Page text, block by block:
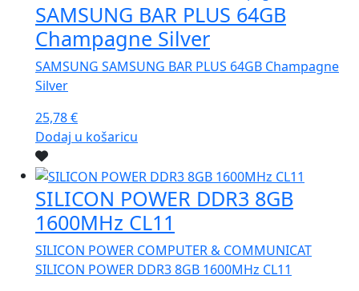
SAMSUNG BAR PLUS 64GB
Champagne Silver
SAMSUNG SAMSUNG BAR PLUS 64GB Champagne
Silver
25,78€
Dodaj u košaricu
SILICON POWER DDR3 8GB
1600MHz CL11
SILICON POWER COMPUTER & COMMUNICAT
SILICON POWER DDR3 8GB 1600MHz CL11